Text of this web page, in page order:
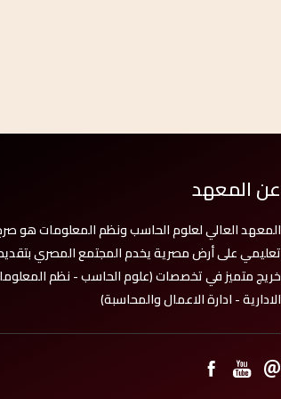
عن المعهد
المعهد العالي لعلوم الحاسب ونظم المعلومات هو
تعليمي على أرض مصرية يخدم المجتمع المصري
خريج متميز في تخصصات (علوم الحاسب - نظم
الادارية - ادارة الاعمال والمحاسبة)